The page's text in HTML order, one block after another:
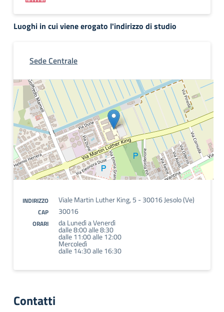
Luoghi in cui viene erogato l'indirizzo di studio
Sede Centrale
INDIRIZZO Viale Martin Luther King, 5 - 30016 Jesolo (Ve)
CAP 30016
ORARI da Lunedì a Venerdì
dalle 8:00 alle 8:30
dalle 11:00 alle 12:00
Mercoledì
dalle 14:30 alle 16:30
Contatti